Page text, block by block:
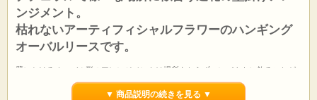
ンジメント。
枯れないアーティフィシャルフラワーのハンギング
オーバルリースです。
壁にかけるオーバル形のアレンジメントは場所もとらずコンパクトに飾ることが
掛ける向きも色々自由に変えられるのでお好みに合わせて楽しんでみてくださ
▼ 商品説明の続きを見る ▼